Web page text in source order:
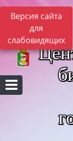
Версия сайта
для
слабовидящих